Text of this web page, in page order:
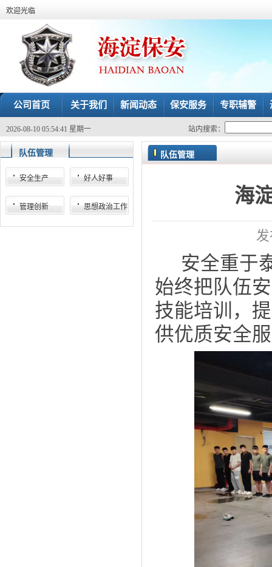
欢迎光临
公司首页 关于我们 新闻动态 保安服务 专职辅警
2026-08-10 05:54:42 星期一 站内搜索：
队伍管理
安全生产 好人好事
管理创新 思想政治工作
队伍管理
海
安全重于
始终把队伍
技能培训，
供优质安全